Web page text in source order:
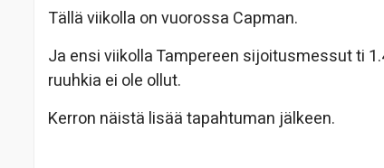
Tällä viikolla on vuorossa Capman.
Ja ensi viikolla Tampereen sijoitusmessut ti
ruuhkia ei ole ollut.
Kerron näistä lisää tapahtuman jälkeen.